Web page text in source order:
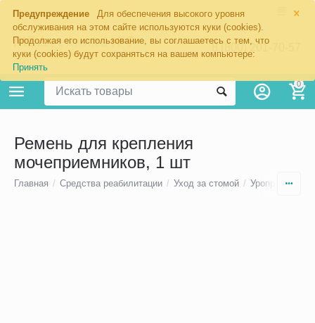
×
Предупреждение
Для обеспечения высокого уровня
обслуживания на этом сайте используются куки (cookies).
Продолжая его использование, вы соглашаетесь с тем, что
куки (cookies) будут сохраняться на вашем компьютере:
Принять
8 (800) 201-70-57
0
Ремень для крепления
мочеприемников, 1 шт
Главная / Средства реабилитации / Уход за стомой / Уроприемники